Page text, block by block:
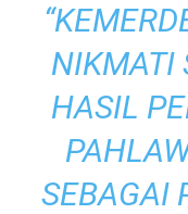
NIKMATI
HASIL
SEBAGAI